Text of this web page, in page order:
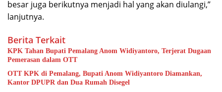
besar juga berikutnya menjadi hal yang akan diulangi,”
lanjutnya.
Berita Terkait
KPK Tahan Bupati Pemalang Anom Widiyantoro, Terjerat Dugaan
Pemerasan dalam OTT
OTT KPK di Pemalang, Bupati Anom Widiyantoro Diamankan,
Kantor DPUPR dan Dua Rumah Disegel